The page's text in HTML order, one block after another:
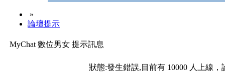
»
論壇提示
MyChat 數位男女 提示訊息
狀態:發生錯誤,目前有 10000 人上線